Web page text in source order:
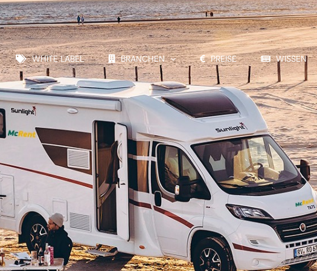
WHITE LABEL BRANCHEN PREISE WISSEN